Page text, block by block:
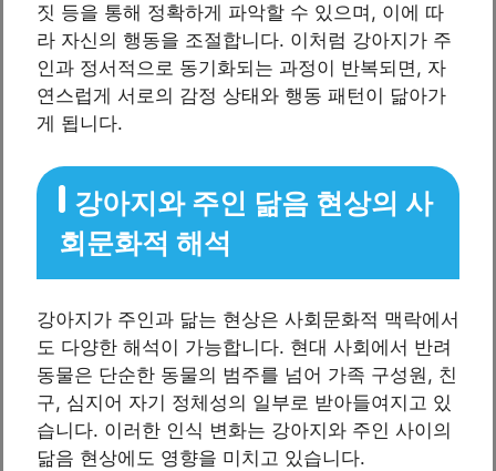
짓 등을 통해 정확하게 파악할 수 있으며, 이에 따
라 자신의 행동을 조절합니다. 이처럼 강아지가 주
인과 정서적으로 동기화되는 과정이 반복되면, 자
연스럽게 서로의 감정 상태와 행동 패턴이 닮아가
게 됩니다.
강아지와 주인 닮음 현상의 사
회문화적 해석
강아지가 주인과 닮는 현상은 사회문화적 맥락에서
도 다양한 해석이 가능합니다. 현대 사회에서 반려
동물은 단순한 동물의 범주를 넘어 가족 구성원, 친
구, 심지어 자기 정체성의 일부로 받아들여지고 있
습니다. 이러한 인식 변화는 강아지와 주인 사이의
닮음 현상에도 영향을 미치고 있습니다.